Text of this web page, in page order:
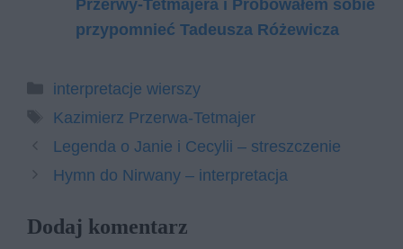
Przerwy-Tetmajera i Próbowałem sobie
przypomnieć Tadeusza Różewicza
Kategorie
interpretacje wierszy
Tagi
Kazimierz Przerwa-Tetmajer
Legenda o Janie i Cecylii – streszczenie
Hymn do Nirwany – interpretacja
Dodaj komentarz